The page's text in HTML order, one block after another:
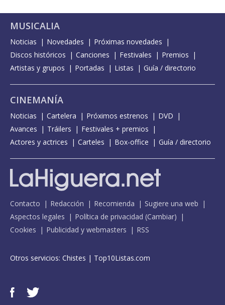
MUSICALIA
Noticias Novedades
Próximas novedades
Discos históricos
Canciones Festivales
Premios
Artistas y grupos
Portadas Listas Guía / directorio
CINEMANÍA
Noticias Cartelera Próximos estrenos
DVD
Avances
Tráilers
Festivales + premios
Actores y actrices
Carteles Box-office Guía / directorio
Contacto Redacción Recomienda
Sugiere una web
Aspectos legales
Política de privacidad (Cambiar)
Cookies
Publicidad y webmasters RSS
Otros servicios: Chistes | Top10Listas.com